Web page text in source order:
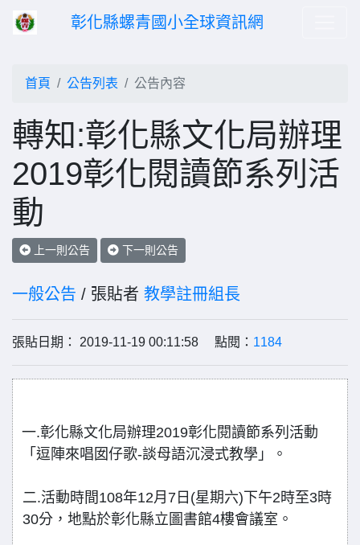
彰化縣螺青國小全球資訊網
首頁 公告列表 公告內容
轉知:彰化縣文化局辦理
2019彰化閱讀節系列活
動
上一則公告 下一則公告
一般公告 / 張貼者 教學註冊組長
張貼日期： 2019-11-19 00:11:58 點閱： 1184
一.彰化縣文化局辦理2019彰化閱讀節系列活動
「逗陣來唱囡仔歌-談母語沉浸式教學」。
二.活動時間108年12月7日(星期六)下午2時至3時
30分，地點於彰化縣立圖書館4樓會議室。